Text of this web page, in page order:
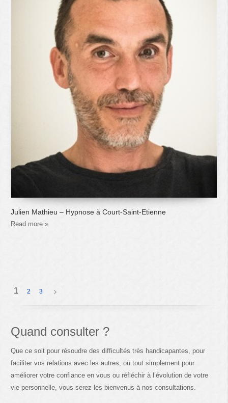
Julien Mathieu – Hypnose à Court-Saint-Etienne
Read more »
1 2 3
Quand consulter ?
Que ce soit pour résoudre des difficultés très handicapantes, pour
faciliter vos relations avec les autres, ou tout simplement pour
améliorer votre confiance en vous ou réfléchir à l’évolution de votre
vie personnelle, vous serez les bienvenus à nos consultations.